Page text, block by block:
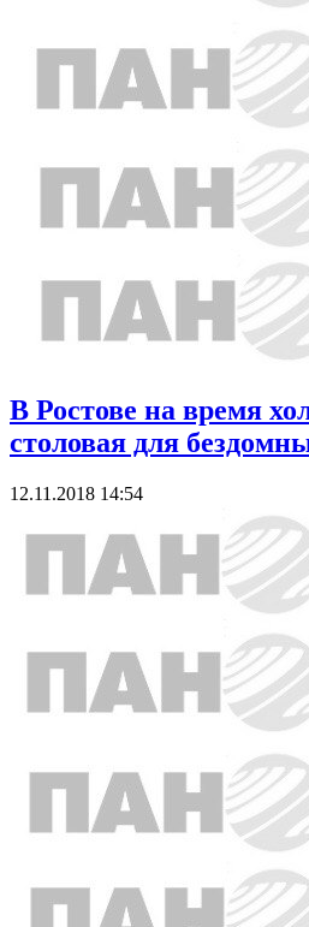
В Ростове на время
столовая для
12.11.2018 14:54